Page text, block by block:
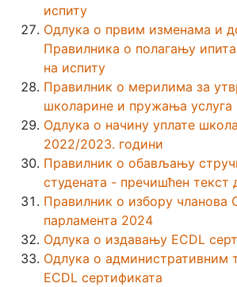
испиту
Одлука о првим изменама и
Правилника о полагању
на испиту
Правилник о мерилима за
школарине и пружања услуга
Одлука о начину уплате
2022/2023. години
Правилник о обављању
студената - пречишћен
Правилник о избору чланова
парламента 2024
Одлука о издавању ECDL
Одлука о административним
ECDL сертификата